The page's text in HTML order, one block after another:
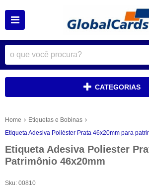
CATEGORIAS
Home
Etiquetas e Bobinas
Etiqueta Adesiva Poliéster Prata 46x20mm para
Etiqueta Adesiva Poliester
Patrimônio 46x20mm
Sku: 00810